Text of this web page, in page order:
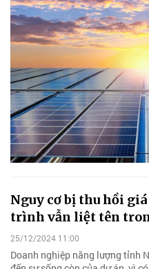
Nguy cơ bị thu hồi
trình vẫn liệt tên
25/12/2024 11:00
Doanh nghiệp năng lượng tỉnh